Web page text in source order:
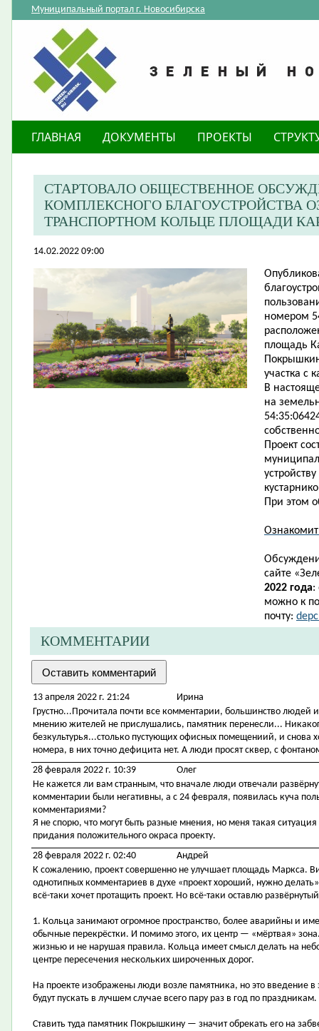
Муниципальный портал г. Новосибирска
ГЛАВНАЯ ДОКУМЕНТЫ ПРОЕКТЫ
СТАРТОВАЛО ОБЩЕСТВЕННОЕ
КОМПЛЕКСНОГО БЛАГОУСТРОЙСТВА
ТРАНСПОРТНОМ КОЛЬЦЕ ПЛОЩАДИ
14.02.2022 09:00
номером
площадь
участка с
В
на
Проект
При этом
сайте «
2022 года:
можно к
почту:
КОММЕНТАРИИ
13 апреля 2022 г. 21:24
Ирина
Грустно...Прочитала почти все комментарии, большинство людей
мнению жителей не прислушались, памятник перенесли...
безкультурья...столько пустующих офисных помещениий, и снова
номера, в них точно дефицита нет. А люди просят сквер, с
28 февраля 2022 г. 10:39
Олег
Не кажется ли вам странным, что вначале люди отвечали
комментарии были негативны, а с 24 февраля, появилась куча
комментариями?
Я не спорю, что могут быть разные мнения, но меня такая
придания положительного окраса проекту.
28 февраля 2022 г. 02:40
Андрей
К сожалению, проект совершенно не улучшает площадь Маркса.
однотипных комментариев в духе «проект хороший, нужно
всё-таки хочет протащить проект. Но всё-таки оставлю
1. Кольца занимают огромное пространство, более аварийны и
обычные перекрёстки. И помимо этого, их центр — «мёртвая»
жизнью и не нарушая правила. Кольца имеет смысл делать на
центре пересечения нескольких широченных дорог.
На проекте изображены люди возле памятника, но это введение
будут пускать в лучшем случае всего пару раз в год по праздникам.
Ставить туда памятник Покрышкину — значит обрекать его на